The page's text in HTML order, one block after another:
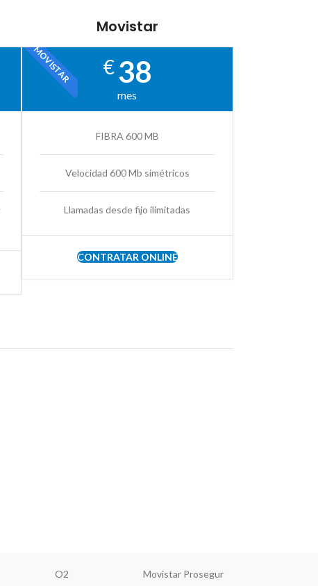
Movistar
MOVISTAR €38
mes
FIBRA 600 MB
Velocidad 600 Mb simétricos
Llamadas desde fijo ilimitadas
CONTRATAR ONLINE
O2 Movistar Prosegur